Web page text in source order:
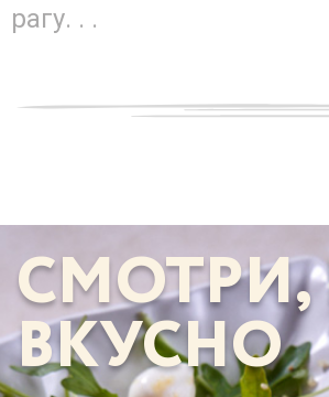
рагу. . .
СМОТРИ,
ВКУСНО